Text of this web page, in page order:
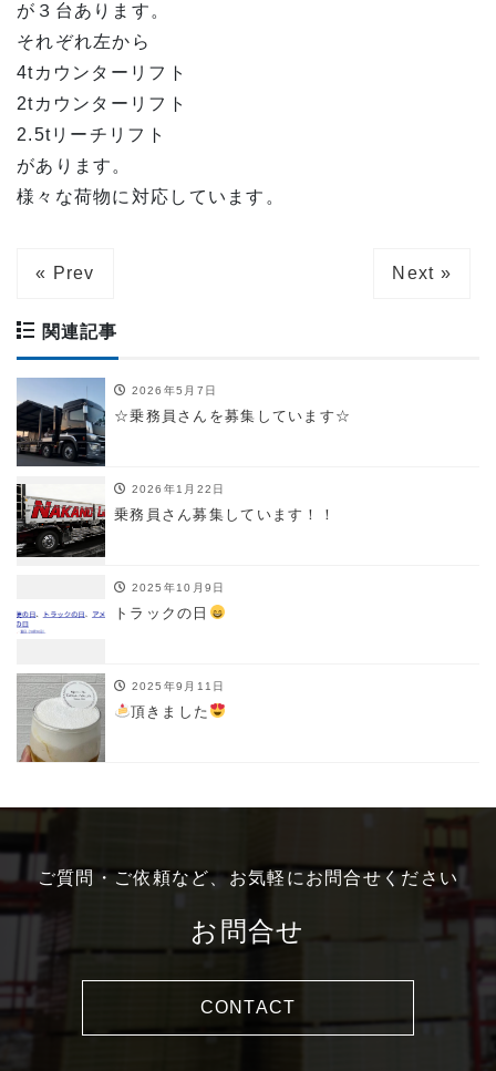
が３台あります。
それぞれ左から
4tカウンターリフト
2tカウンターリフト
2.5tリーチリフト
があります。
様々な荷物に対応しています。
« Prev Next »
関連記事
2026年5月7日
☆乗務員さんを募集しています☆
2026年1月22日
乗務員さん募集しています！！
2025年10月9日
トラックの日
2025年9月11日
頂きました
ご質問・ご依頼など、お気軽にお問合せください
お問合せ
CONTACT